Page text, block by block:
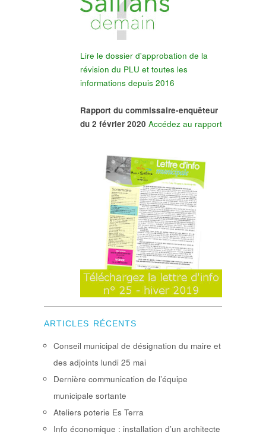
Lire le dossier d'approbation de la
révision du PLU et toutes les
informations depuis 2016
Rapport du commissaire-enquêteur
du 2 février 2020 Accédez au rapport
ARTICLES RÉCENTS
Conseil municipal de désignation du maire et
des adjoints lundi 25 mai
Dernière communication de l’équipe
municipale sortante
Ateliers poterie Es Terra
Info économique : installation d’un architecte